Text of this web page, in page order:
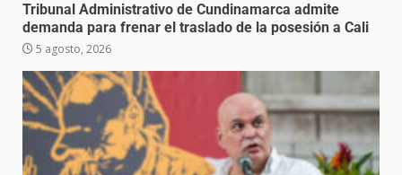
Tribunal Administrativo de Cundinamarca admite
demanda para frenar el traslado de la posesión a Cali
5 agosto, 2026